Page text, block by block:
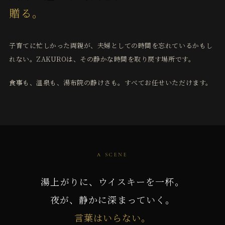
贈る。
子育てに忙しかった両親が、夫婦としての時間を忘れているかもし
れない。ZAKUROは、その静かな時間を取り戻す場所です。
食事も、温泉も、湯布院の静けさも。すべてお任せいただけます。
A SCENE
湯上がりに、ウイスキーを一杯。
夜が、静かに深まっていく。
言葉はいらない。